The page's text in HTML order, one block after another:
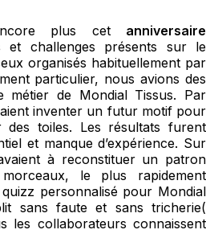
plus cet anniversaire
et challenges présents sur le
organisés habituellement par
particulier, nous avions des
de Mondial Tissus. Par
inventer un futur motif pour
toiles. Les résultats furent
et manque d’expérience. Sur
à reconstituer un patron
le plus rapidement
personnalisé pour Mondial
sans faute et sans tricherie(
les collaborateurs connaissent